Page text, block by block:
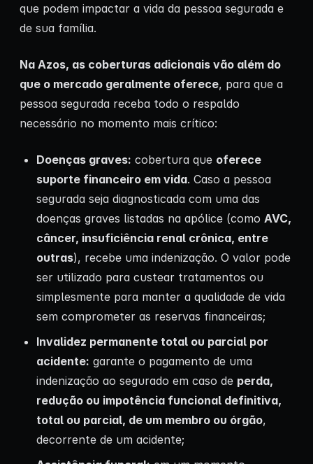
que podem impactar a vida da pessoa segurada e
de sua família.
Na Azos, as coberturas adicionais vão além do
que o mercado geralmente oferece, para que a
pessoa segurada receba todo o respaldo
necessário no momento mais crítico:
Doenças graves: cobertura que oferece
suporte financeiro em vida. Caso a pessoa
segurada seja diagnosticada com uma das
doenças graves listadas na apólice (como AVC,
câncer, insuficiência renal crônica, entre
outras), recebe uma indenização. O valor pode
ser utilizado para custear tratamentos ou
simplesmente para manter a qualidade de vida
sem comprometer as reservas financeiras;
Invalidez permanente total ou parcial por
acidente: garante o pagamento de uma
indenização ao segurado em caso de perda,
redução ou impotência funcional definitiva,
total ou parcial, de um membro ou órgão,
decorrente de um acidente;